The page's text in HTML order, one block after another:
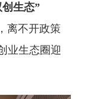
生态”
离不开政策
业生态圈迎